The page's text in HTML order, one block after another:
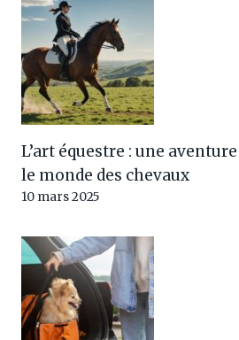
L’art équestre : une
le monde des chevaux
10 mars 2025